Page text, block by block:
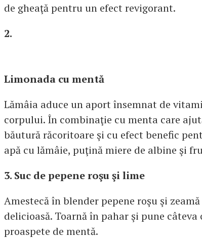
de gheaţă pentru un efect revigorant.
2.
Limonada cu mentă
Lămâia aduce un aport însemnat de
corpului. În combinaţie cu menta care
băutură răcoritoare şi cu efect benefic
apă cu lămâie, puţină miere de albine şi
3. Suc de pepene roşu şi lime
Amestecă în blender pepene roşu şi
delicioasă. Toarnă în pahar şi pune
proaspete de mentă.